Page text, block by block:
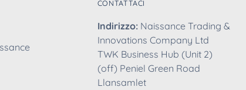
CONTATTACI
Indirizzo: Naissance Trading &
Innovations Company Ltd
TWK Business Hub (Unit 2)
(off) Peniel Green Road
Llansamlet